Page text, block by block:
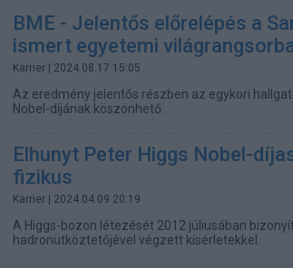
BME - Jelentős előrelépés a
ismert egyetemi
Karrier | 2024.08.17 15:05
Az eredmény jelentős részben az egykori
Nobel-díjának köszönhető.
Elhunyt Peter Higgs Nobel-
fizikus
Karrier | 2024.04.09 20:19
A Higgs-bozon létezését 2012 júliusában
hadronütköztetőjével végzett kísérletekkel.